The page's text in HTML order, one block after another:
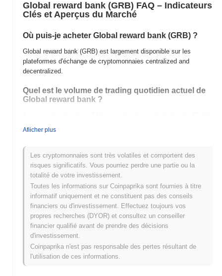
Global reward bank (GRB) FAQ – Indicateurs
Clés et Aperçus du Marché
Où puis-je acheter Global reward bank (GRB) ?
Global reward bank (GRB) est largement disponible sur les
plateformes d'échange de cryptomonnaies centralized and
decentralized.
Quel est le volume de trading quotidien actuel de
Global reward bank ?
Quel est l'historique de la fourchette de prix de
Global reward bank ?
Plus Haut Historique (ATH) : €0.082430
Plus Bas Historique (ATL) :€0.00
Global reward bank se négocie actuellement~0.42%en dessous
de son ATH .
Comment Global reward bank performe-t-il par
rapport au marché crypto plus large ?
Au cours des 7 derniers jours, Global reward bank a a gagné
0.00%
Afiicher plus
Les cryptomonnaies sont très volatiles et comportent des
risques significatifs. Vous pourriez perdre une partie ou la
totalité de votre investissement.
Toutes les informations sur Coinpaprika sont fournies à titre
informatif uniquement et ne constituent pas des conseils
financiers ou d'investissement. Effectuez toujours vos
propres recherches (DYOR) et consultez un conseiller
financier qualifié avant de prendre des décisions
d'investissement.
Coinpaprika n'est pas responsable des pertes résultant de
l'utilisation de ces informations.